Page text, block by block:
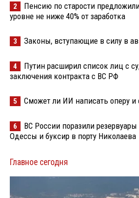
2
Пенсию по старости
уровне не ниже 40% от заработка
3 Законы, вступающие в силу в
4
Путин расширил список лиц с
заключения контракта с ВС РФ
5 Сможет ли ИИ написать оперу и
6
ВС России поразили
Одессы и буксир в порту Николаева
Главное сегодня